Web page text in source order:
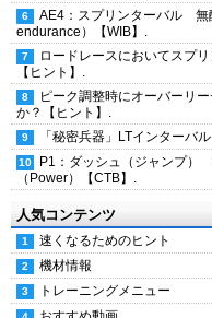
AE4：スプリンターバル 無
endurance）【WIB】.
ロードレースにおいてスプ
【ヒント】.
ピーク調整時にオーバーリ
か？【ヒント】.
「秘密兵器」LTインターバ
P1：ダッシュ（ジャンプ）
（Power）【CTB】.
人気コンテンツ
速くなるためのヒント
機材情報
トレーニングメニュー